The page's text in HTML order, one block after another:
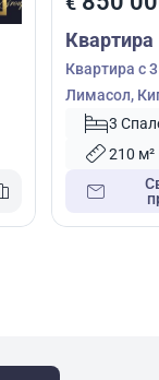
Квартира
Квартира с
Лимасол,
3
210 м²